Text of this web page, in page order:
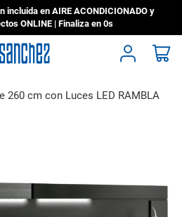
incluida en AIRE ACONDICIONADO y
ONLINE | Finaliza en 0s
260 cm con Luces LED RAMBLA